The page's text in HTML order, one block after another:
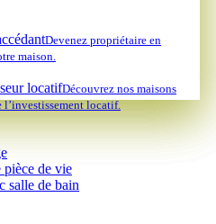
Devenez propriétaire en
maison.
locatifDécouvrez nos maisons
l’investissement locatif.
pièce de vie
salle de bain